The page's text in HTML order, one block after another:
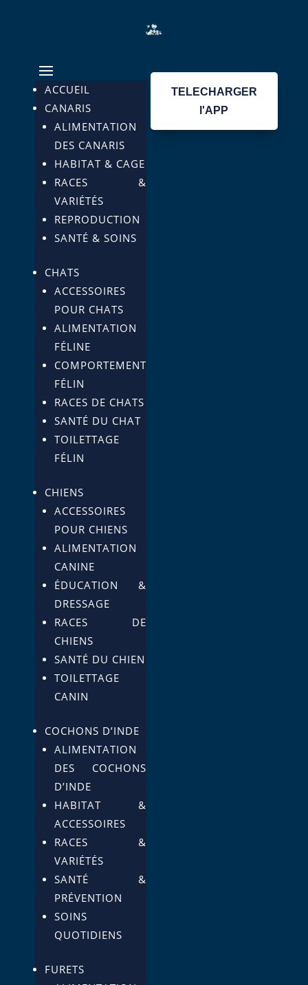
ACCUEIL
CANARIS
ALIMENTATION
DES CANARIS
HABITAT & CAGE
RACES &
VARIÉTÉS
REPRODUCTION
SANTÉ & SOINS
CHATS
ACCESSOIRES
POUR CHATS
ALIMENTATION
FÉLINE
COMPORTEMENT
FÉLIN
RACES DE CHATS
SANTÉ DU CHAT
TOILETTAGE
FÉLIN
CHIENS
ACCESSOIRES
POUR CHIENS
ALIMENTATION
CANINE
ÉDUCATION &
DRESSAGE
RACES DE
CHIENS
SANTÉ DU CHIEN
TOILETTAGE
CANIN
COCHONS D’INDE
ALIMENTATION
DES COCHONS
D’INDE
HABITAT &
ACCESSOIRES
RACES &
VARIÉTÉS
SANTÉ &
PRÉVENTION
SOINS
QUOTIDIENS
FURETS
TELECHARGER
l'APP